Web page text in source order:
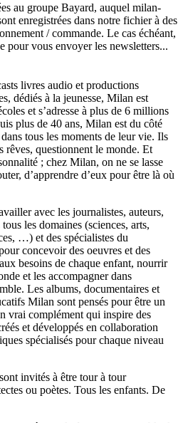
au groupe Bayard, auquel milan-
enregistrées dans notre fichier à des
/ commande. Le cas échéant,
pour vous envoyer les newsletters...
livres audio et productions
dédiés à la jeunesse, Milan est
et s’adresse à plus de 6 millions
plus de 40 ans, Milan est du côté
tous les moments de leur vie. Ils
rêves, questionnent le monde. Et
; chez Milan, on ne se lasse
d’apprendre d’eux pour être là où
avec les journalistes, auteurs,
les domaines (sciences, arts,
…) et des spécialistes du
concevoir des oeuvres et des
besoins de chaque enfant, nourrir
et les accompagner dans
Les albums, documentaires et
Milan sont pensés pour être un
vrai complément qui inspire des
et développés en collaboration
spécialisés pour chaque niveau
invités à être tour à tour
ou poètes. Tous les enfants. De